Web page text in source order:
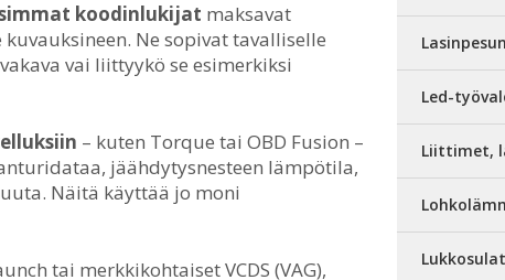
koodinlukijat maksavat
Ne sopivat tavalliselle
vai liittyykö se esimerkiksi
– kuten Torque tai OBD Fusion –
jäähdytysnesteen lämpötila,
Näitä käyttää jo moni
tai merkkikohtaiset VCDS (VAG),
Led-
Liittimet,